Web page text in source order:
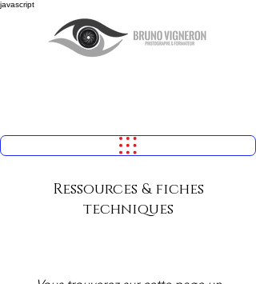
javascript
Ressources & fiches
techniques